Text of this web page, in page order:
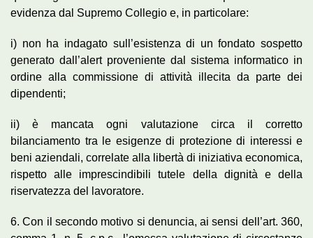
evidenza dal Supremo Collegio e, in particolare:
i) non ha indagato sull’esistenza di un fondato sospetto
generato dall’alert proveniente dal sistema informatico in
ordine alla commissione di attività illecita da parte dei
dipendenti;
ii) è mancata ogni valutazione circa il corretto
bilanciamento tra le esigenze di protezione di interessi e
beni aziendali, correlate alla libertà di iniziativa economica,
rispetto alle imprescindibili tutele della dignità e della
riservatezza del lavoratore.
6. Con il secondo motivo si denuncia, ai sensi dell’art. 360,